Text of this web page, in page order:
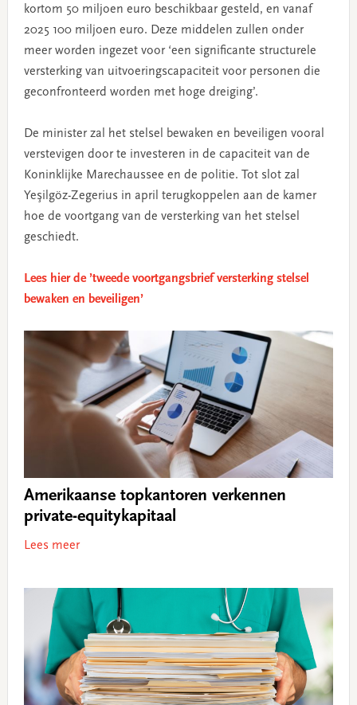
kortom 50 miljoen euro beschikbaar gesteld, en vanaf
2025 100 miljoen euro. Deze middelen zullen onder
meer worden ingezet voor ‘een significante structurele
versterking van uitvoeringscapaciteit voor personen die
geconfronteerd worden met hoge dreiging’.
De minister zal het stelsel bewaken en beveiligen vooral
verstevigen door te investeren in de capaciteit van de
Koninklijke Marechaussee en de politie. Tot slot zal
Yeşilgöz-Zegerius in april terugkoppelen aan de kamer
hoe de voortgang van de versterking van het stelsel
geschiedt.
Lees hier de ’tweede voortgangsbrief versterking stelsel
bewaken en beveiligen’
Amerikaanse topkantoren verkennen
private-equitykapitaal
Lees meer